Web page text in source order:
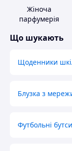
Жіноча
парфумерія
Що шукають
Щоденники
Блузка з
Футбольні